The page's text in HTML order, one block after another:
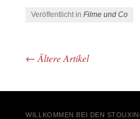
Veröffentlicht inFilme und Co
←Ältere Artikel
WILLKOMMEN BEI DEN